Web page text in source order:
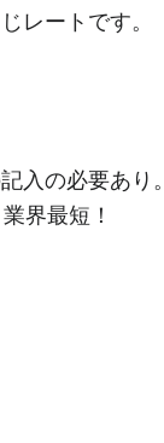
レートです。
入の必要あり
界最短！